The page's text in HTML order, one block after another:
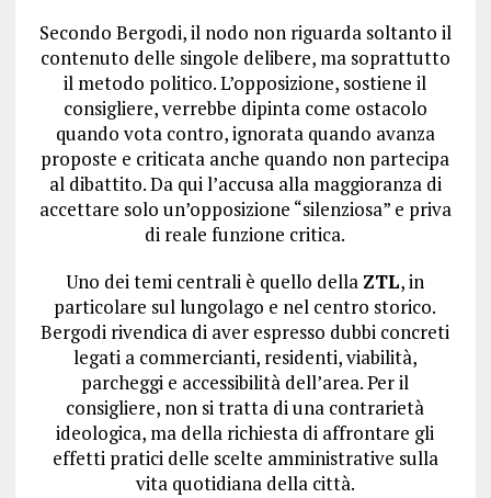
Secondo Bergodi, il nodo non riguarda soltanto il
contenuto delle singole delibere, ma soprattutto
il metodo politico. L’opposizione, sostiene il
consigliere, verrebbe dipinta come ostacolo
quando vota contro, ignorata quando avanza
proposte e criticata anche quando non partecipa
al dibattito. Da qui l’accusa alla maggioranza di
accettare solo un’opposizione “silenziosa” e priva
di reale funzione critica.
Uno dei temi centrali è quello della ZTL, in
particolare sul lungolago e nel centro storico.
Bergodi rivendica di aver espresso dubbi concreti
legati a commercianti, residenti, viabilità,
parcheggi e accessibilità dell’area. Per il
consigliere, non si tratta di una contrarietà
ideologica, ma della richiesta di affrontare gli
effetti pratici delle scelte amministrative sulla
vita quotidiana della città.